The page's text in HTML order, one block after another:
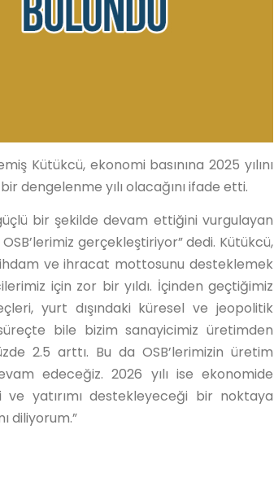
Kütükcü, ekonomi basınına 2025 yılını
dengelenme yılı olacağını ifade etti.
bir şekilde devam ettiğini vurgulayan
gerçekleştiriyor” dedi. Kütükcü,
ve ihracat mottosunu desteklemek
için zor bir yıldı. İçinden geçtiğimiz
yurt dışındaki küresel ve jeopolitik
bile bizim sanayicimiz üretimden
2.5 arttı. Bu da OSB’lerimizin üretim
edeceğiz. 2026 yılı ise ekonomide
yatırımı destekleyeceği bir noktaya
diliyorum.”